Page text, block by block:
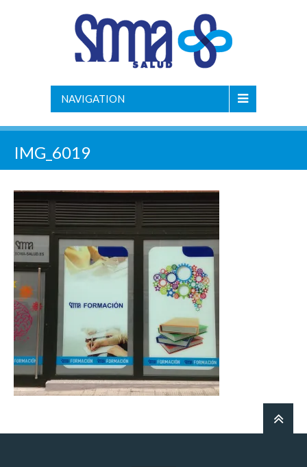
NAVIGATION
IMG_6019